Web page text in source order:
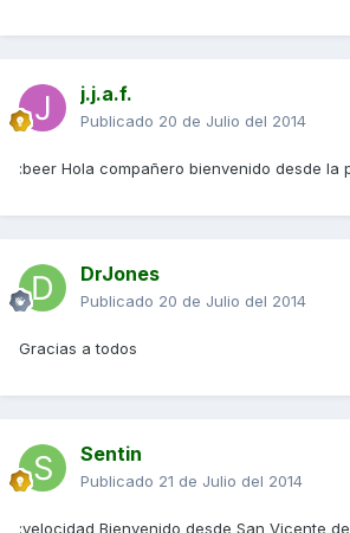
j.j.a.f.
Publicado 20 de Julio del 2014
:beer Hola compañero bienvenido desde la
DrJones
Publicado 20 de Julio del 2014
Gracias a todos
Sentin
Publicado 21 de Julio del 2014
:velocidad Bienvenido desde San Vicente